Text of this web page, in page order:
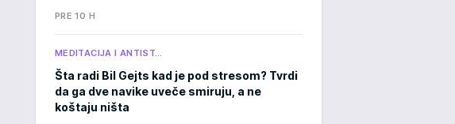
PRE 10 H
MEDITACIJA I ANTIST…
Šta radi Bil Gejts kad je pod stresom? Tvrdi
da ga dve navike uveče smiruju, a ne
koštaju ništa